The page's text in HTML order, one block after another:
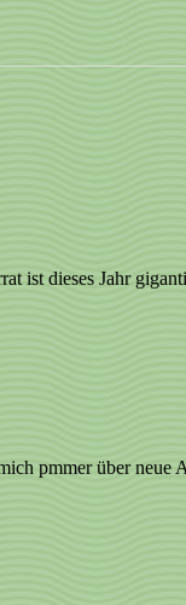
ist dieses Jahr
pmmer über neue